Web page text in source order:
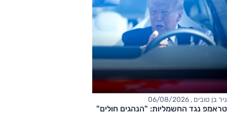
ניר בן טובים , 06/08/2026
טראמפ נגד החשמליות: "הנהגים חולים"